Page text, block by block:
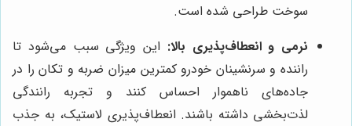
سوخت طراحی شده است.
نرمی و انعطاف‌پذیری بالا: این ویژگی سبب می‌شود تا
راننده و سرنشینان خودرو کمترین میزان ضربه و تکان را در
جاده‌های ناهموار احساس کنند و تجربه رانندگی
لذت‌بخشی داشته باشند. انعطاف‌پذیری لاستیک، به جذب